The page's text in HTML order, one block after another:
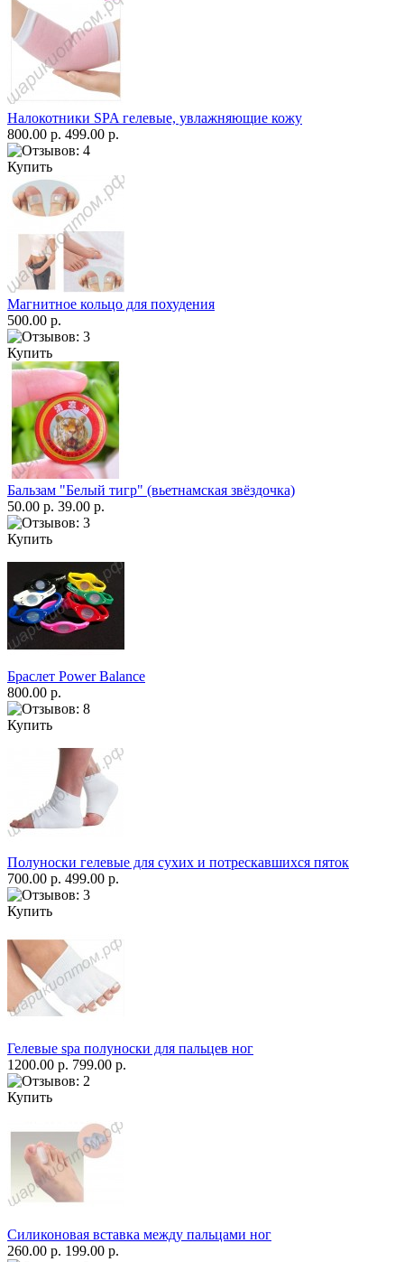
Налокотники SPA гелевые, увлажняющие кожу
800.00 р. 499.00 р.
Купить
Магнитное кольцо для похудения
500.00 р.
Купить
Бальзам "Белый тигр" (вьетнамская звёздочка)
50.00 р. 39.00 р.
Купить
Браслет Power Balance
800.00 р.
Купить
Полуноски гелевые для сухих и потрескавшихся пяток
700.00 р. 499.00 р.
Купить
Гелевые spa полуноски для пальцев ног
1200.00 р. 799.00 р.
Купить
Силиконовая вставка между пальцами ног
260.00 р. 199.00 р.